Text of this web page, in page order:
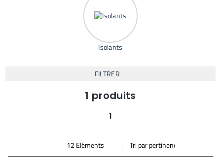
Isolants
FILTRER
1 produits
1
Mode vignette
Mode bande
Par
page
Trier
par